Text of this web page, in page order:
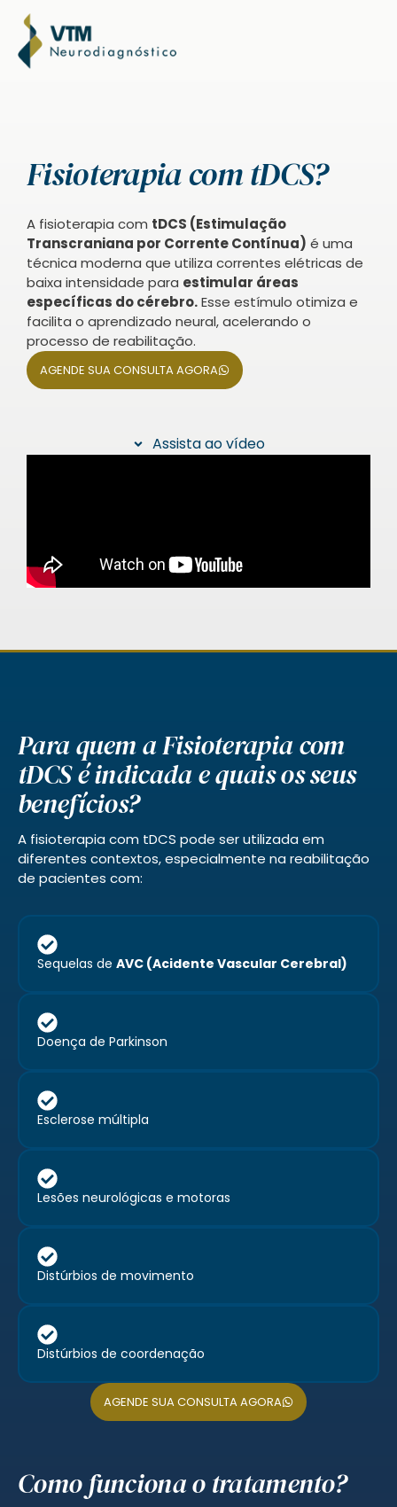
Fisioterapia com tDCS?
A fisioterapia com tDCS (Estimulação
Transcraniana por Corrente Contínua) é uma
técnica moderna que utiliza correntes elétricas de
baixa intensidade para estimular áreas
específicas do cérebro.Esse estímulo otimiza e
facilita o aprendizado neural, acelerando o
processo de reabilitação.
AGENDE SUA CONSULTA AGORA
Assista ao vídeo
Para quem a Fisioterapia com
tDCS é indicada e quais os seus
benefícios?
A fisioterapia com tDCS pode ser utilizada em
diferentes contextos, especialmente na reabilitação
de pacientes com:
Sequelas de AVC (Acidente Vascular Cerebral)
Doença de Parkinson
Esclerose múltipla
Lesões neurológicas e motoras
Distúrbios de movimento
Distúrbios de coordenação
AGENDE SUA CONSULTA AGORA
Como funciona o tratamento?